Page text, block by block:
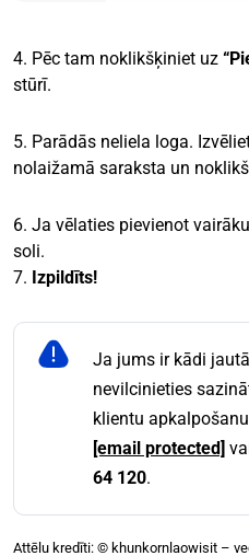
4. Pēc tam noklikšķiniet uz
stūrī.
5. Parādās neliela loga.
nolaižamā saraksta un
6. Ja vēlaties pievienot
soli.
7. Izpildīts!
Ja jums ir kādi
nevilcinieties
klientu
[email protected]
64 120.
Attēlu kredīti: © khunkornlaowisit –